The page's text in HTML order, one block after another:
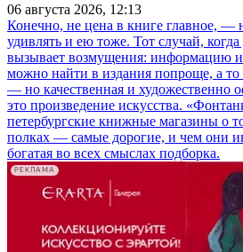
06 августа 2026, 12:13
Конечно, не цена в книге главное, —
удивлять и ею тоже. Тот случай,
вызывает возмущения: информацию и
можно найти в издания попроще, а то
— но качественная и художественно
это произведение искусства.
петербургские книжные магазины о
полках — самые дорогие, и чем они
богатая во всех смыслах подборка.
РЕКЛАМА